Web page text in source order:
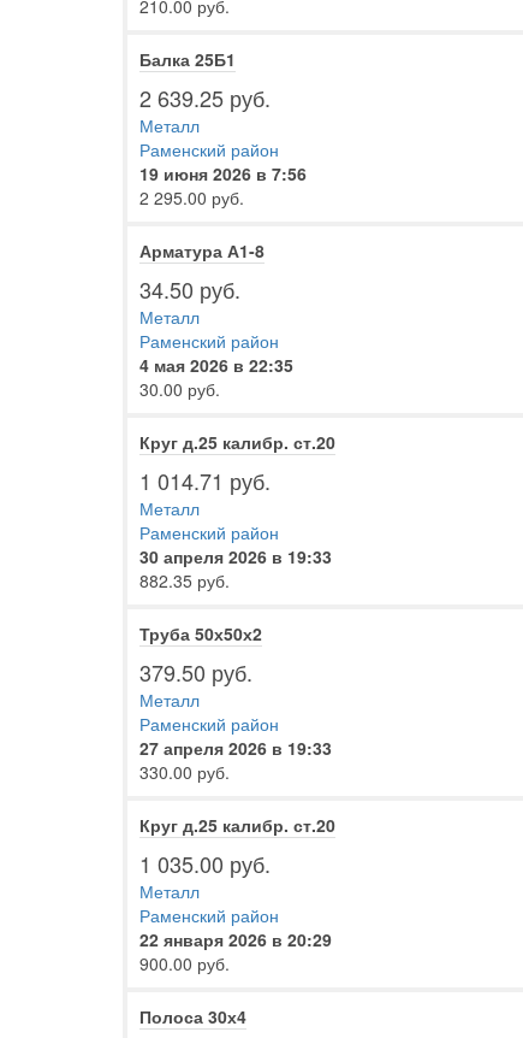
210.00 руб.
Балка 25Б1
2 639.25 руб.
Металл
Раменский район
19 июня 2026 в 7:56
2 295.00 руб.
Арматура А1-8
34.50 руб.
Металл
Раменский район
4 мая 2026 в 22:35
30.00 руб.
Круг д.25 калибр. ст.20
1 014.71 руб.
Металл
Раменский район
30 апреля 2026 в 19:33
882.35 руб.
Труба 50х50х2
379.50 руб.
Металл
Раменский район
27 апреля 2026 в 19:33
330.00 руб.
Круг д.25 калибр. ст.20
1 035.00 руб.
Металл
Раменский район
22 января 2026 в 20:29
900.00 руб.
Полоса 30х4